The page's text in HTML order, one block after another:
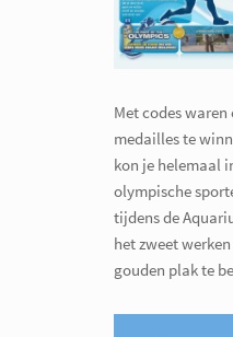
Met codes
medailles te
kon je helemaal
olympische
tijdens de
het zweet
gouden plak te